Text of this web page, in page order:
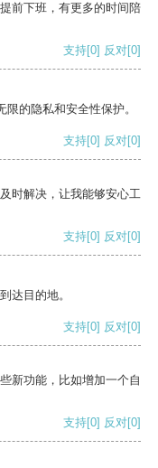
前下班，有更多的时间陪
支持[0] 反对[0]
的隐私和安全性保护。
支持[0] 反对[0]
时解决，让我能够安心工
支持[0] 反对[0]
达目的地。
支持[0] 反对[0]
新功能，比如增加一个自
支持[0] 反对[0]